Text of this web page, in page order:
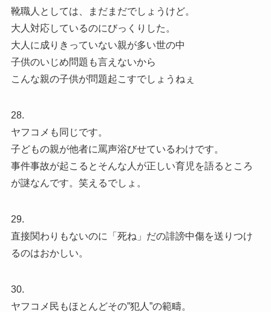
靴職人としては、まだまだでしょうけど。
大人対応しているのにびっくりした。
大人に成りきっていない親が多い世の中
子供のいじめ問題も言えないから
こんな親の子供が問題起こすでしょうねぇ
28.
ヤフコメも同じです。
子どもの親が他者に罵声浴びせているわけです。
事件事故が起こるとそんな人が正しい育児を語るところ
が謎なんです。笑えるでしょ。
29.
直接関わりもないのに「死ね」だの誹謗中傷を送りつけ
るのはおかしい。
30.
ヤフコメ民もほとんどその”犯人”の範疇。